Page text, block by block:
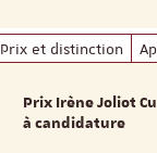
Prix et distinction
Prix Irène Joliot
à candidature